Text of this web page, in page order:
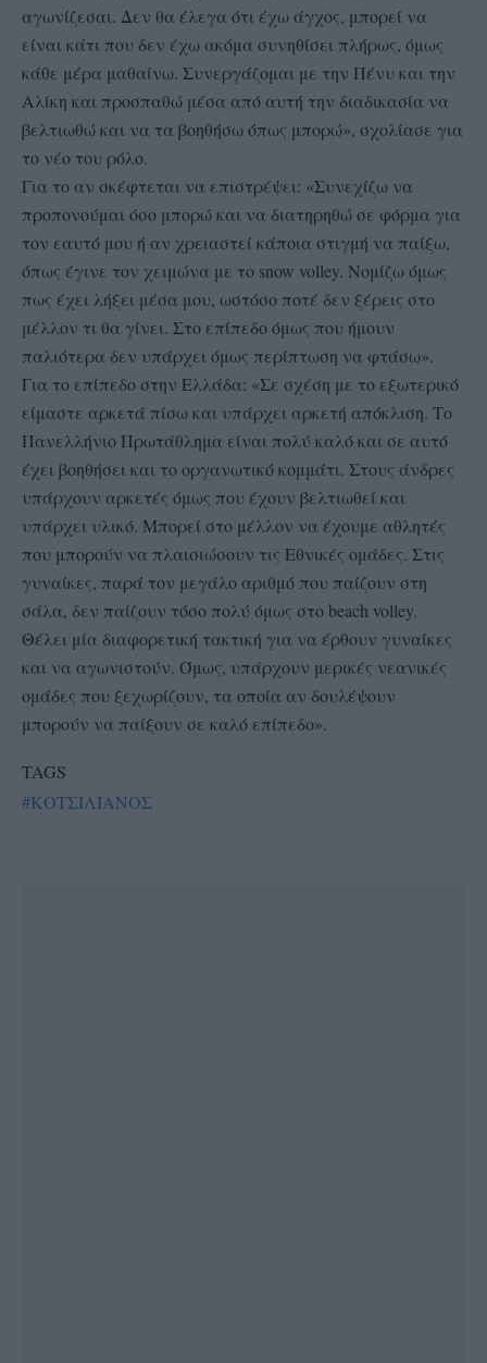
αγωνίζεσαι. Δεν θα έλεγα ότι έχω άγχος, μπορεί να
είναι κάτι που δεν έχω ακόμα συνηθίσει πλήρως, όμως
κάθε μέρα μαθαίνω. Συνεργάζομαι με την Πένυ και την
Αλίκη και προσπαθώ μέσα από αυτή την διαδικασία να
βελτιωθώ και να τα βοηθήσω όπως μπορώ», σχολίασε για
το νέο του ρόλο.
Για το αν σκέφτεται να επιστρέψει: «Συνεχίζω να
προπονούμαι όσο μπορώ και να διατηρηθώ σε φόρμα για
τον εαυτό μου ή αν χρειαστεί κάποια στιγμή να παίξω,
όπως έγινε τον χειμώνα με το snow volley. Νομίζω όμως
πως έχει λήξει μέσα μου, ωστόσο ποτέ δεν ξέρεις στο
μέλλον τι θα γίνει. Στο επίπεδο όμως που ήμουν
παλιότερα δεν υπάρχει όμως περίπτωση να φτάσω».
Για το επίπεδο στην Ελλάδα: «Σε σχέση με το εξωτερικό
είμαστε αρκετά πίσω και υπάρχει αρκετή απόκλιση. Το
Πανελλήνιο Πρωτάθλημα είναι πολύ καλό και σε αυτό
έχει βοηθήσει και το οργανωτικό κομμάτι. Στους άνδρες
υπάρχουν αρκετές όμως που έχουν βελτιωθεί και
υπάρχει υλικό. Μπορεί στο μέλλον να έχουμε αθλητές
που μπορούν να πλαισιώσουν τις Εθνικές ομάδες. Στις
γυναίκες, παρά τον μεγάλο αριθμό που παίζουν στη
σάλα, δεν παίζουν τόσο πολύ όμως στο beach volley.
Θέλει μία διαφορετική τακτική για να έρθουν γυναίκες
και να αγωνιστούν. Όμως, υπάρχουν μερικές νεανικές
ομάδες που ξεχωρίζουν, τα οποία αν δουλέψουν
μπορούν να παίξουν σε καλό επίπεδο».
TAGS
#ΚΟΤΣΙΛΙΑΝΟΣ